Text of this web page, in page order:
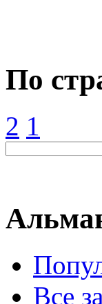
По
2 1
Все